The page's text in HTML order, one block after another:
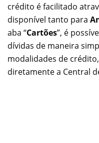
crédito é facilitado
disponível tanto para
aba “Cartões”, é
dívidas de maneira
modalidades de
diretamente a Central